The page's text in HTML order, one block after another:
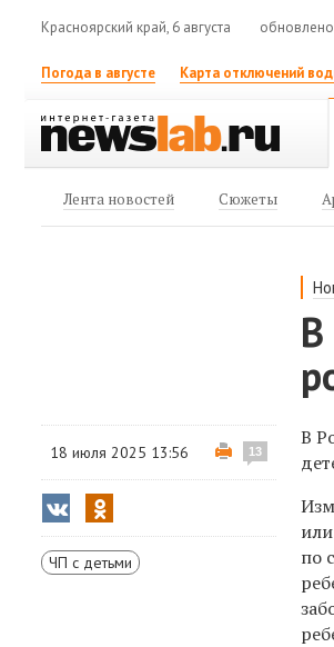
Красноярский край, 6 августа
Погода в августе Карта отключений
Лента новостей Сюжеты
18 июля 2025 13:56 13
ЧП с детьми
В
по